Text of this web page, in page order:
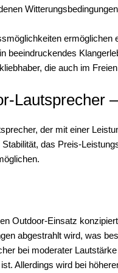
beeindruckendes
die auch im
Lautsprecher
der mit einer
das Preis-
Outdoor-Einsatz
abgestrahlt wird, was
bei moderater
Allerdings wird bei